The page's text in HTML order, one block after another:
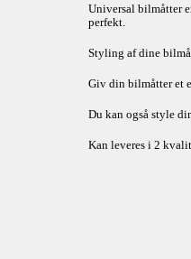
Universal bilmåtter
perfekt.
Styling af dine
Giv din bilmåtter et
Du kan også style
Kan leveres i 2